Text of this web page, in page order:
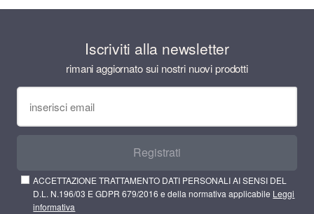
Iscriviti alla newsletter
rimani aggiornato sui nostri nuovi prodotti
Registrati
ACCETTAZIONE TRATTAMENTO DATI PERSONALI AI SENSI DEL
D.L. N.196/03 E GDPR 679/2016 e della normativa applicabile Leggi
informativa